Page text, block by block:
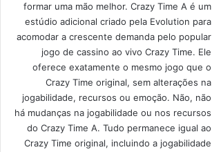
formar uma mão melhor. Crazy Time A é um
estúdio adicional criado pela Evolution para
acomodar a crescente demanda pelo popular
jogo de cassino ao vivo Crazy Time. Ele
oferece exatamente o mesmo jogo que o
Crazy Time original, sem alterações na
jogabilidade, recursos ou emoção. Não, não
há mudanças na jogabilidade ou nos recursos
do Crazy Time A. Tudo permanece igual ao
Crazy Time original, incluindo a jogabilidade